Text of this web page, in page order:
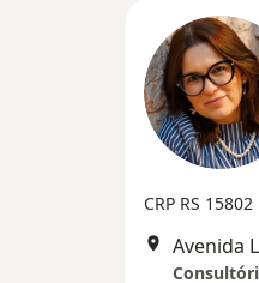
CRP RS 15802
Avenida